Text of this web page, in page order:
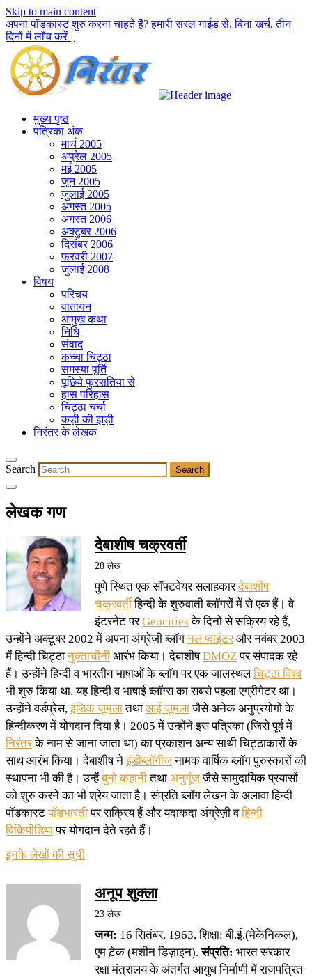
Skip to main content
अपना पॉडकास्ट शुरु करना चाहते हैं? हमारी सरल गाईड से, बिना खर्च, तीन
दिनों में लाँच करें।
मुख्य पृष्ठ
पत्रिका अंक
मार्च 2005
अप्रेल 2005
मई 2005
जून 2005
जुलाई 2005
अगस्त 2005
अगस्त 2006
अक्टुबर 2006
दिसंबर 2006
फरवरी 2007
जुलाई 2008
विषय
परिचय
वातायन
आमुख कथा
निधि
संवाद
कच्चा चिट्ठा
समस्या पूर्ति
पूछिये फुरसतिया से
हास परिहास
चिट्ठा चर्चा
कड़ी की झड़ी
निरंतर के लेखक
Search
लेखक गण
देबाशीष चक्रवर्ती
28 लेख
पुणे स्थित एक सॉफ्टवेयर सलाहकारदेबाशीष
चक्रवर्तीहिन्दी के शुरुवाती ब्लॉगरों में से एक हैं। वे
इंटरनेट परGeocities के दिनों से सक्रिय रहे हैं,
उन्होंने अक्टूबर 2002 में अपना अंग्रेज़ी ब्लॉगनल प्वाइंटरऔर नवंबर 2003
में हिन्दी चिट्ठानुक्ताचीनी आरंभ किया। देबाशीषDMOZपर संपादक रहे
हैं। उन्होंने हिन्दी व भारतीय भाषाओं के ब्लॉग पर एक जालस्थलचिट्ठा विश्व
भी शुरु किया था, यह हिन्दी व भाषाई ब्लॉग्स का सबसे पहला एग्रीगेटर था।
उन्होंने वर्डप्रेस,इंडिक जूमलातथा आई जूमलाजैसे अनेक अनुप्रयोगों के
हिन्दीकरण में योगदान दिया है। 2005 में उन्होंने इस पत्रिका (जिसे पूर्व में
निरंतरके नाम से जाना जाता था) का प्रकाशन अन्य साथी चिट्ठाकारों के
साथ आरंभ किया। देबाशीष नेइंडीब्लॉगीजनामक वार्षिक ब्लॉग पुरुस्कारों की
स्थापना भी की है। उन्हेंबुनो कहानीतथा अनुगूंजजैसे सामुदायिक प्रयासों
को शुरु करने का भी श्रेय जाता है। संप्रति ब्लॉग लेखन के अलावा हिन्दी
पॉडकास्टपॉडभारतीपर सक्रिय हैं और यदाकदा अंग्रेज़ी वहिन्दी
विकिपीडियापर योगदान देते रहते हैं।
इनके लेखों की सूची
अनूप शुक्ला
23 लेख
जन्म: 16 सितंबर, 1963. शिक्षा: बी.ई़.(मेकेनिकल),
एम ट़ेक (मशीन डिज़ाइन).संप्रति: भारत सरकार
रक्षा मंत्रालय के अंतर्गत आयुध निर्माणी में राजपत्रित